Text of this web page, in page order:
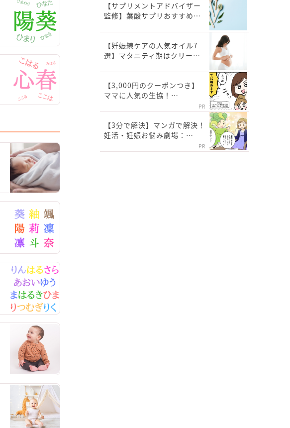
【サプリメントアドバイザー
監修】葉酸サプリおすすめ…
【妊娠線ケアの人気オイル7
選】マタニティ期はクリー…
【3,000円のクーポンつき】
ママに人気の生協！…
PR
【3分で解決】マンガで解決！
妊活・妊娠お悩み劇場：…
PR